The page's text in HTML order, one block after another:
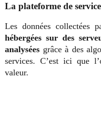
La plateforme de
Les données collectées
hébergées sur des
analysées grâce à des
services. C’est ici que
valeur.